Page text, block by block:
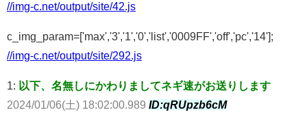
//img-c.net/output/site/42.js
c_img_param=['max','3','1','0','list','0009FF','off','pc','14'];
//img-c.net/output/site/292.js
1: 以下、名無しにかわりましてネギ速がお送りします
2024/01/06(土) 18:02:00.989 ID:qRUpzb6cM